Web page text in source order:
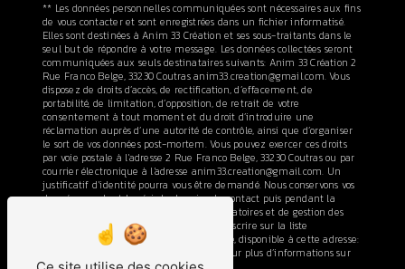
** Les données personnelles communiquées sont nécessaires aux fins
de vous contacter et sont enregistrées dans un fichier informatisé.
Elles sont destinées à Anim 33 Création et ses sous-traitants dans le
seul but de répondre à votre message. Les données collectées seront
communiquées aux seuls destinataires suivants: Anim 33 Création 2
Rue Franco Belge, 33230 Coutras anim33.creation@gmail.com. Vous
disposez de droits d’accès, de rectification, d’effacement, de
portabilité, de limitation, d’opposition, de retrait de votre
consentement à tout moment et du droit d’introduire une
réclamation auprès d’une autorité de contrôle, ainsi que d’organiser
le sort de vos données post-mortem. Vous pouvez exercer ces droits
par voie postale à l'adresse 2 Rue Franco Belge, 33230 Coutras ou par
courrier électronique à l'adresse anim33.creation@gmail.com. Un
justificatif d'identité pourra vous être demandé. Nous conservons vos
données pendant la période de prise de contact puis pendant la
durée de prescription légale aux fins probatoires et de gestion des
contentieux. Vous avez le droit de vous inscrire sur la liste
d'opposition au démarchage téléphonique, disponible à cette adresse:
. Consultez le site cnil.fr pour plus d’informations sur